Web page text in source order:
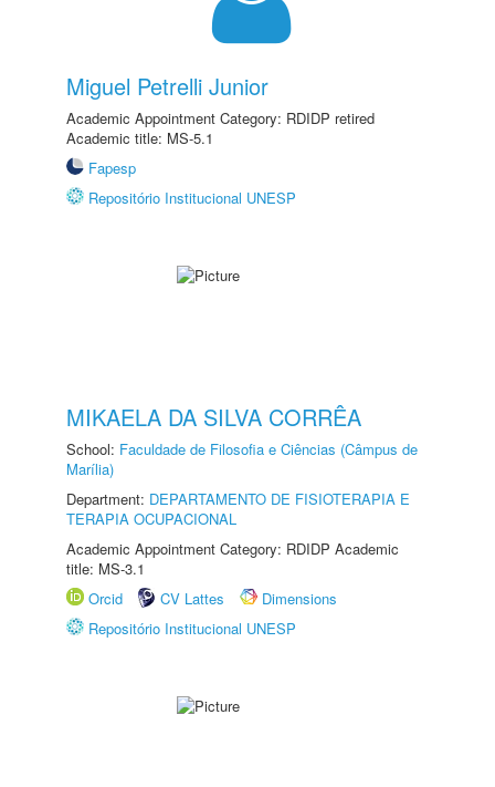
Miguel Petrelli Junior
Academic Appointment Category: RDIDP retired
Academic title: MS-5.1
Fapesp
Repositório Institucional UNESP
MIKAELA DA SILVA CORRÊA
School: Faculdade de Filosofia e Ciências (Câmpus de
Marília)
Department: DEPARTAMENTO DE FISIOTERAPIA E
TERAPIA OCUPACIONAL
Academic Appointment Category: RDIDP Academic
title: MS-3.1
Orcid
CV Lattes
Dimensions
Repositório Institucional UNESP